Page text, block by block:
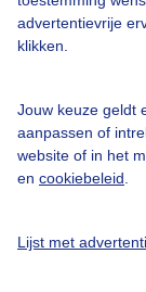
advertentievrije
klikken.
Jouw keuze geldt
aanpassen of
website of in het
en cookiebeleid
Lijst met
Buienradar
Cookie beleid
Privacy
Gratis